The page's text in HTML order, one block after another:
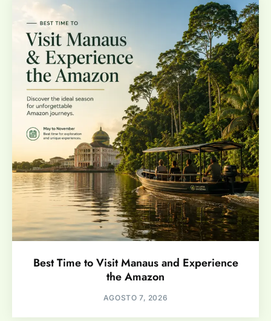
Best Time to Visit Manaus and Experience
the Amazon
AGOSTO 7, 2026